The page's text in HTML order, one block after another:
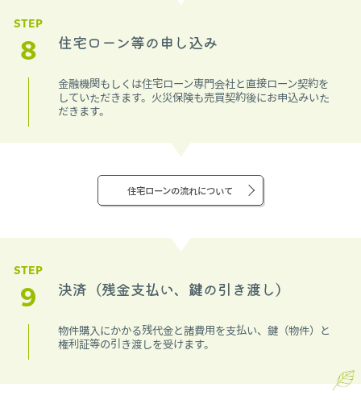
STEP
8 住宅ローン等の申し込み
金融機関もしくは住宅ローン専門会社と直接ローン契約を
していただきます。火災保険も売買契約後にお申込みいた
だきます。
住宅ローンの流れについて
STEP
9 決済（残金支払い、鍵の引き渡し）
物件購入にかかる残代金と諸費用を支払い、鍵（物件）と
権利証等の引き渡しを受けます。